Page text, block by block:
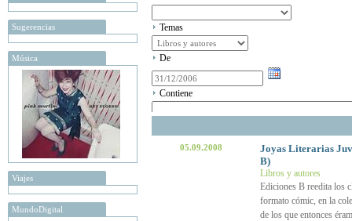
Sugerencias
Música
Viajes
MundoDigital
Temas
De
Contiene
05.09.2008
Joyas Literarias
B)
Libros y autores
Ediciones B reedita los
formato cómic, en la
de los que entonces